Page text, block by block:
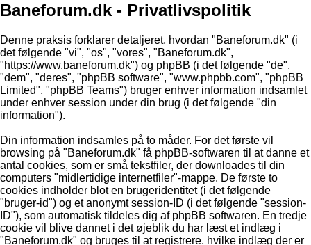
Baneforum.dk - Privatlivspolitik
Denne praksis forklarer detaljeret, hvordan "Baneforum.dk" (i
det følgende "vi", "os", "vores", "Baneforum.dk",
"https://www.baneforum.dk") og phpBB (i det følgende "de",
"dem", "deres", "phpBB software", "www.phpbb.com", "phpBB
Limited", "phpBB Teams") bruger enhver information indsamlet
under enhver session under din brug (i det følgende "din
information").
Din information indsamles på to måder. For det første vil
browsing på "Baneforum.dk" få phpBB-softwaren til at danne et
antal cookies, som er små tekstfiler, der downloades til din
computers "midlertidige internetfiler"-mappe. De første to
cookies indholder blot en brugeridentitet (i det følgende
"bruger-id") og et anonymt session-ID (i det følgende "session-
ID"), som automatisk tildeles dig af phpBB softwaren. En tredje
cookie vil blive dannet i det øjeblik du har læst et indlæg i
"Baneforum.dk" og bruges til at registrere, hvilke indlæg der er